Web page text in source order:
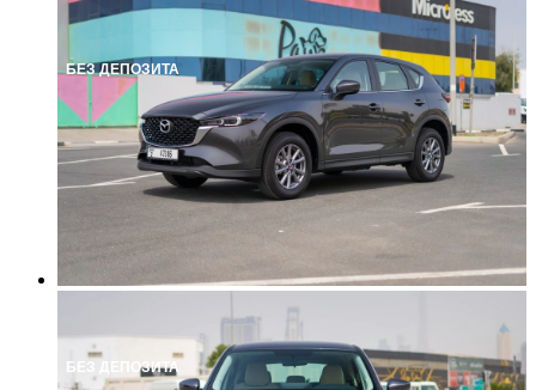
БЕЗ ДЕПОЗИТА
БЕЗ ДЕПОЗИТА